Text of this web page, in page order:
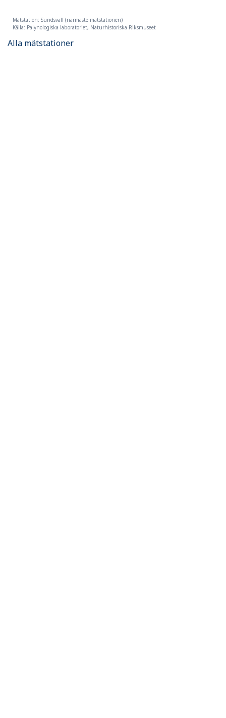
Mätstation: Sundsvall (närmaste mätstationen)
Källa: Palynologiska laboratoriet, Naturhistoriska Riksmuseet
Alla mätstationer